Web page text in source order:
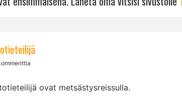
ovat metsästysreissulla.